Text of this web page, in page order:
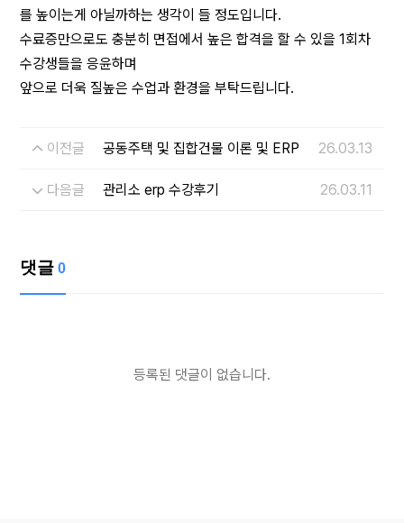
를 높이는게 아닐까하는 생각이 들 정도입니다.
수료증만으로도 충분히 면접에서 높은 합격을 할 수 있을 1회차
수강생들을 응윤하며
앞으로 더욱 질높은 수업과 환경을 부탁드립니다.
이전글 공동주택 및 집합건물 이론 및 ERP 26.03.13
다음글 관리소 erp 수강후기 26.03.11
댓글 0
등록된 댓글이 없습니다.